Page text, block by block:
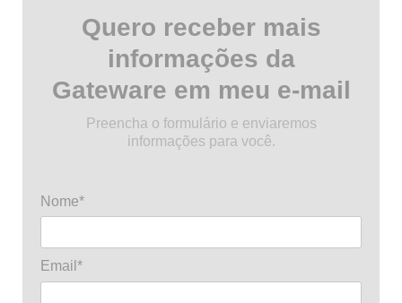
Quero receber mais
informações da
Gateware em meu e-mail
Preencha o formulário e enviaremos
informações para você.
Nome*
Email*